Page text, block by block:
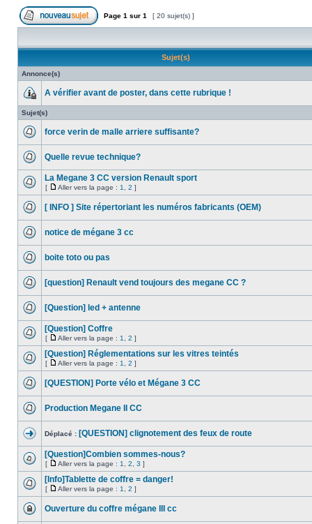
Page 1 sur 1 [ 20 sujet(s) ]
Sujet(s)
Annonce(s)
A vérifier avant de poster, dans cette rubrique !
Sujet(s)
force verin de malle arriere suffisante?
Quelle revue technique?
La Megane 3 CC version Renault sport
[ Aller vers la page : 1 2 ]
[ INFO ] Site répertoriant les numéros fabricants (OEM)
notice de mégane 3 cc
boite toto ou pas
[question] Renault vend toujours des megane CC ?
[Question] led + antenne
[Question] Coffre
[ Aller vers la page : 1 2 ]
[Question] Réglementations sur les vitres teintés
[ Aller vers la page : 1 2 ]
[QUESTION] Porte vélo et Mégane 3 CC
Production Megane II CC
Déplacé : [QUESTION] clignotement des feux de route
[Question]Combien sommes-nous?
[ Aller vers la page : 1 2 3 ]
[Info]Tablette de coffre = danger!
[ Aller vers la page : 1 2 ]
Ouverture du coffre mégane III cc